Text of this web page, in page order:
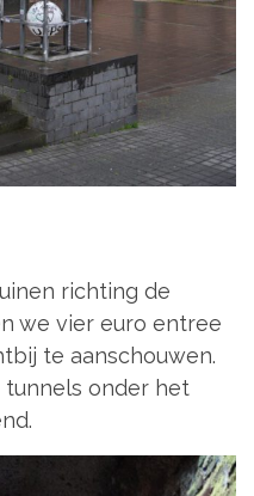
richting de
we vier euro entree
te aanschouwen.
tunnels onder het